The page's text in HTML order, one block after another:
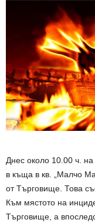
Днес около 10.00 ч.
в къща в кв. „Малчо
от Търговище. Това
Към мястото на
Търговище, а